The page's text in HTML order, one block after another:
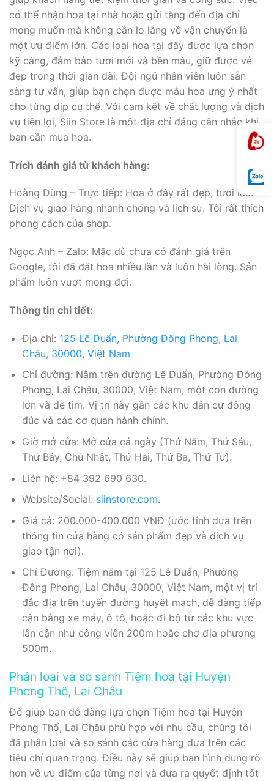
có thể nhận hoa tại nhà hoặc gửi tặng đến địa chỉ
mong muốn mà không cần lo lắng về vận chuyển là
một ưu điểm lớn. Các loại hoa tại đây được lựa chọn
kỹ càng, đảm bảo tươi mới và bền màu, giữ được vẻ
đẹp trong thời gian dài. Đội ngũ nhân viên luôn sẵn
sàng tư vấn, giúp bạn chọn được mẫu hoa ưng ý nhất
cho từng dịp cụ thể. Với cam kết về chất lượng và dịch
vụ tiện lợi, Siin Store là một địa chỉ đáng cân nhắc khi
bạn cần mua hoa.
Trích đánh giá từ khách hàng:
Hoàng Dũng – Trực tiếp: Hoa ở đây rất đẹp, tươi lâu.
Dịch vụ giao hàng nhanh chóng và lịch sự. Tôi rất thích
phong cách của shop.
Ngọc Anh – Zalo: Mặc dù chưa có đánh giá trên
Google, tôi đã đặt hoa nhiều lần và luôn hài lòng. Sản
phẩm luôn vượt mong đợi.
Thông tin chi tiết:
Địa chỉ: 125 Lê Duẩn, Phường Đông Phong, Lai
Châu, 30000, Việt Nam
Chỉ đường: Nằm trên đường Lê Duẩn, Phường Đông
Phong, Lai Châu, 30000, Việt Nam, một con đường
lớn và dễ tìm. Vị trí này gần các khu dân cư đông
đúc và các cơ quan hành chính.
Giờ mở cửa: Mở cửa cả ngày (Thứ Năm, Thứ Sáu,
Thứ Bảy, Chủ Nhật, Thứ Hai, Thứ Ba, Thứ Tư).
Liên hệ: +84 392 690 630.
Website/Social: siinstore.com.
Giá cả: 200.000-400.000 VNĐ (ước tính dựa trên
thông tin cửa hàng có sản phẩm đẹp và dịch vụ
giao tận nơi).
Chỉ Đường: Tiệm nằm tại 125 Lê Duẩn, Phường
Đông Phong, Lai Châu, 30000, Việt Nam, một vị trí
đắc địa trên tuyến đường huyết mạch, dễ dàng tiếp
cận bằng xe máy, ô tô, hoặc đi bộ từ các khu vực
lân cận như công viên 200m hoặc chợ địa phương
500m.
Phân loại và so sánh Tiệm hoa tại Huyện
Phong Thổ, Lai Châu
Để giúp bạn dễ dàng lựa chọn Tiệm hoa tại Huyện
Phong Thổ, Lai Châu phù hợp với nhu cầu, chúng tôi
đã phân loại và so sánh các cửa hàng dựa trên các
tiêu chí quan trọng. Điều này sẽ giúp bạn hình dung rõ
hơn về ưu điểm của từng nơi và đưa ra quyết định tốt